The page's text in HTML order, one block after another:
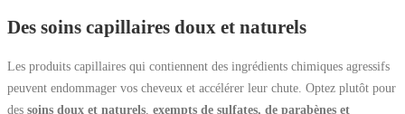
Des soins capillaires doux et naturels
Les produits capillaires qui contiennent des ingrédients chimiques agressifs
peuvent endommager vos cheveux et accélérer leur chute. Optez plutôt pour
des soins doux et naturels exempts de sulfates, de parabènes et